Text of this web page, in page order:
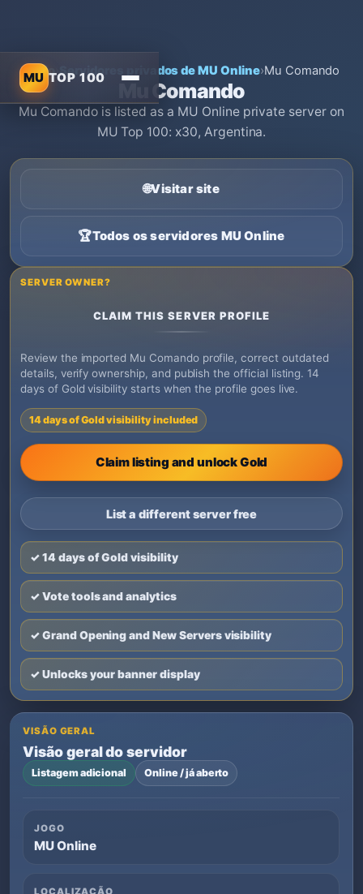
MU TOP 100
Início›Servidores privados de MU Online›Mu Comando
Mu Comando
Mu Comando is listed as a MU Online private server on
MU Top 100: x30, Argentina.
🌐Visitar site
🏆Todos os servidores MU Online
SERVER OWNER?
CLAIM THIS SERVER PROFILE
Review the imported Mu Comando profile, correct outdated
details, verify ownership, and publish the official listing. 14
days of Gold visibility starts when the profile goes live.
14 days of Gold visibility included
Claim listing and unlock Gold
List a different server free
✓ 14 days of Gold visibility
✓ Vote tools and analytics
✓ Grand Opening and New Servers visibility
✓ Unlocks your banner display
VISÃO GERAL
Visão geral do servidor
Listagem adicional Online / já aberto
JOGO
MU Online
LOCALIZAÇÃO